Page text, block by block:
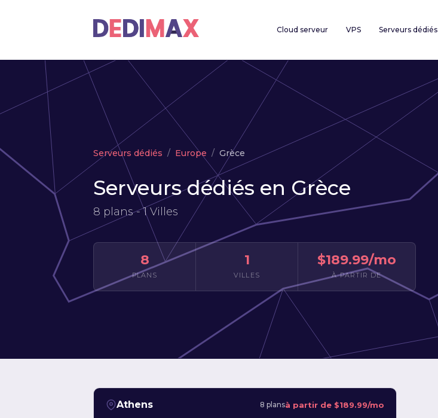
Cloud serveur VPS Serveurs dédiés
Serveurs dédiés Europe Grèce
Serveurs dédiés en Grèce
8 plans - 1 Villes
8
PLANS
1
VILLES
$189.99/mo
À PARTIR DE
Athens 8 plansà partir de $189.99/mo